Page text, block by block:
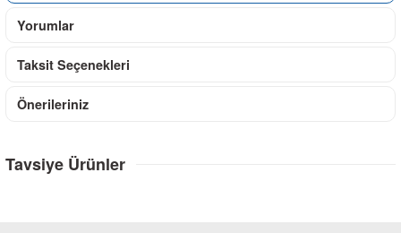
Yorumlar
Taksit Seçenekleri
Önerileriniz
Tavsiye Ürünler